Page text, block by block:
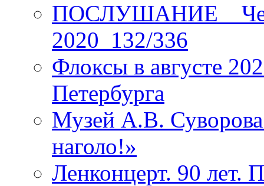
ПОСЛУШАНИЕ _
2020_132/336
Флоксы в августе
Петербурга
Музей А.В.
наголо!»
Ленконцерт. 90 лет.